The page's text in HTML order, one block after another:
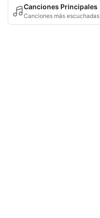
Canciones Principales
Canciones más escuchadas